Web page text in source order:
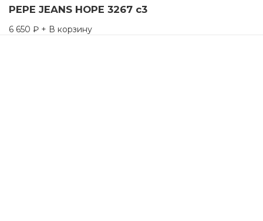
PEPE JEANS HOPE 3267 c3
6 650 ₽ + В корзину